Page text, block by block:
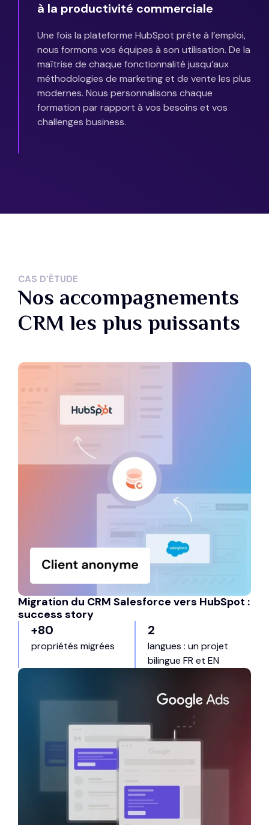
à la productivité commerciale
Une fois la plateforme HubSpot prête à l’emploi,
nous formons vos équipes à son utilisation. De la
maîtrise de chaque fonctionnalité jusqu’aux
méthodologies de marketing et de vente les plus
modernes. Nous personnalisons chaque
formation par rapport à vos besoins et vos
challenges business.
CAS D'ÉTUDE
Nos accompagnements
CRM les plus puissants
Migration du CRM Salesforce vers HubSpot :
success story
+80
propriétés migrées
2
langues : un projet
bilingue FR et EN